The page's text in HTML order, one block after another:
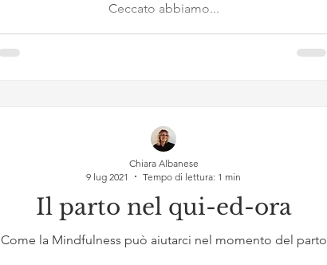
Ceccato abbiamo...
Il parto nel qui-ed-ora
Come la Mindfulness può aiutarci nel momento del parto
Chiara Albanese
9 lug 2021
Tempo di lettura: 1 min